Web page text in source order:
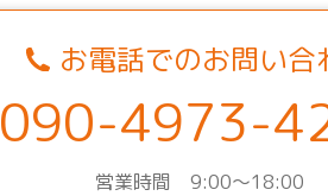
お電話でのお問い合
090-4973-
営業時間 9:00～18:00